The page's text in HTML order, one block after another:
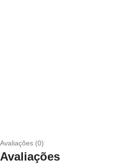
Avaliações (0)
Avaliações